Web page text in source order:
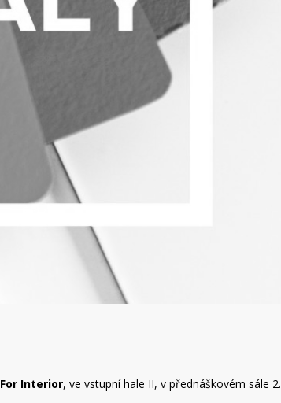
For Interior, ve vstupní hale II, v přednáškovém sále 2.